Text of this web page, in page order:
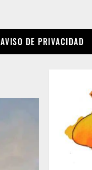
AVISO DE PRIVACIDAD